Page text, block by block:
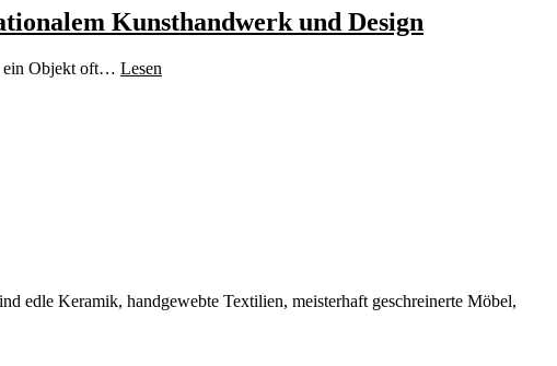
Kunsthandwerk und Design
ein Objekt oft… Lesen
edle Keramik, handgewebte Textilien, meisterhaft geschreinerte Möbel,